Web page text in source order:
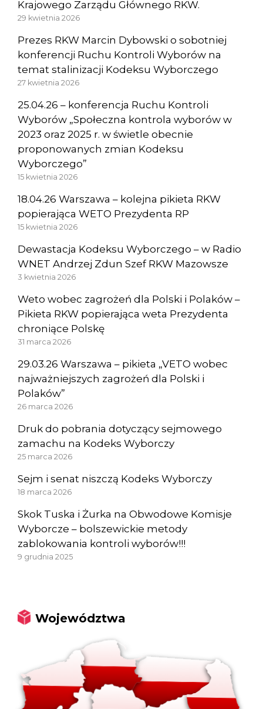
Krajowego Zarządu Głównego RKW.
29 kwietnia 2026
Prezes RKW Marcin Dybowski o sobotniej
konferencji Ruchu Kontroli Wyborów na
temat stalinizacji Kodeksu Wyborczego
27 kwietnia 2026
25.04.26 – konferencja Ruchu Kontroli
Wyborów „Społeczna kontrola wyborów w
2023 oraz 2025 r. w świetle obecnie
proponowanych zmian Kodeksu
Wyborczego”
15 kwietnia 2026
18.04.26 Warszawa – kolejna pikieta RKW
popierająca WETO Prezydenta RP
15 kwietnia 2026
Dewastacja Kodeksu Wyborczego – w Radio
WNET Andrzej Zdun Szef RKW Mazowsze
3 kwietnia 2026
Weto wobec zagrożeń dla Polski i Polaków –
Pikieta RKW popierająca weta Prezydenta
chroniące Polskę
31 marca 2026
29.03.26 Warszawa – pikieta „VETO wobec
najważniejszych zagrożeń dla Polski i
Polaków”
26 marca 2026
Druk do pobrania dotyczący sejmowego
zamachu na Kodeks Wyborczy
25 marca 2026
Sejm i senat niszczą Kodeks Wyborczy
18 marca 2026
Skok Tuska i Żurka na Obwodowe Komisje
Wyborcze – bolszewickie metody
zablokowania kontroli wyborów!!!
9 grudnia 2025
Województwa